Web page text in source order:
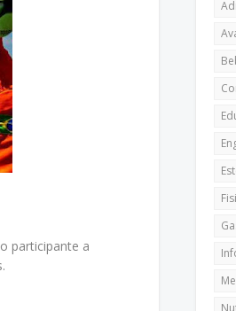
participante a